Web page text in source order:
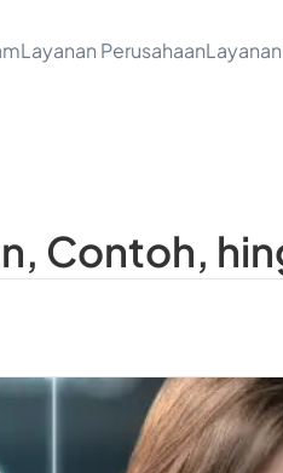
Layanan Perusahaan
Contoh,